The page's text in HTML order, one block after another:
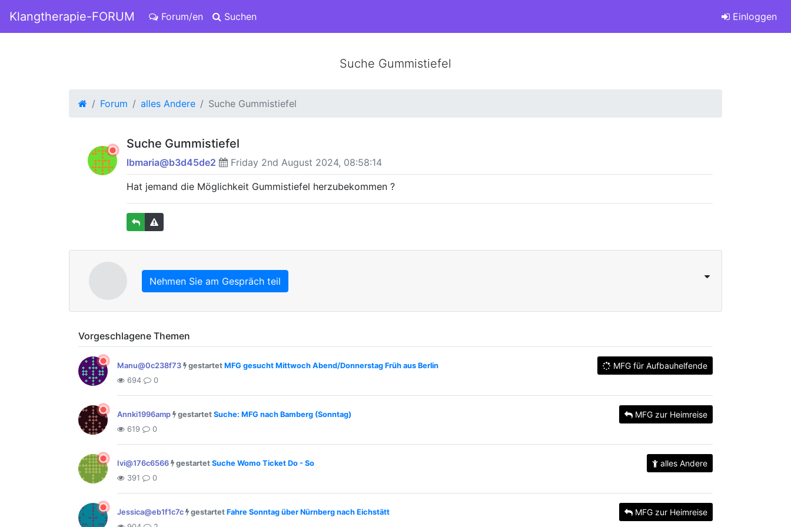
Klangtherapie-FORUM Forum/en Suchen Einloggen
Suche Gummistiefel
Forum alles Andere Suche Gummistiefel
Suche Gummistiefel
lbmaria@b3d45de2 Friday 2nd August 2024, 08:58:14
Hat jemand die Möglichkeit Gummistiefel herzubekommen ?
Nehmen Sie am Gespräch teil
Vorgeschlagene Themen
Manu@0c238f73 gestartet MFG gesucht Mittwoch Abend/Donnerstag Früh aus Berlin MFG für Aufbauhelfende
694 0
Annki1996amp gestartet Suche: MFG nach Bamberg (Sonntag) MFG zur Heimreise
619 0
Ivi@176c6566 gestartet Suche Womo Ticket Do - So alles Andere
391 0
Jessica@eb1f1c7c gestartet Fahre Sonntag über Nürnberg nach Eichstätt MFG zur Heimreise